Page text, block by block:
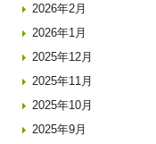
2026年2月
2026年1月
2025年12月
2025年11月
2025年10月
2025年9月